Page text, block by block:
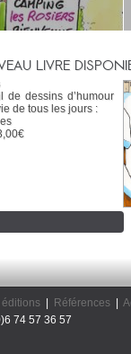
LIVRE
de dessins d’humour
de tous les jours :
éditions| Références|
74 57 36 57